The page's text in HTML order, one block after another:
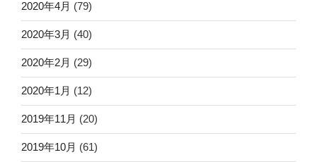
2020年4月 (79)
2020年3月 (40)
2020年2月 (29)
2020年1月 (12)
2019年11月 (20)
2019年10月 (61)